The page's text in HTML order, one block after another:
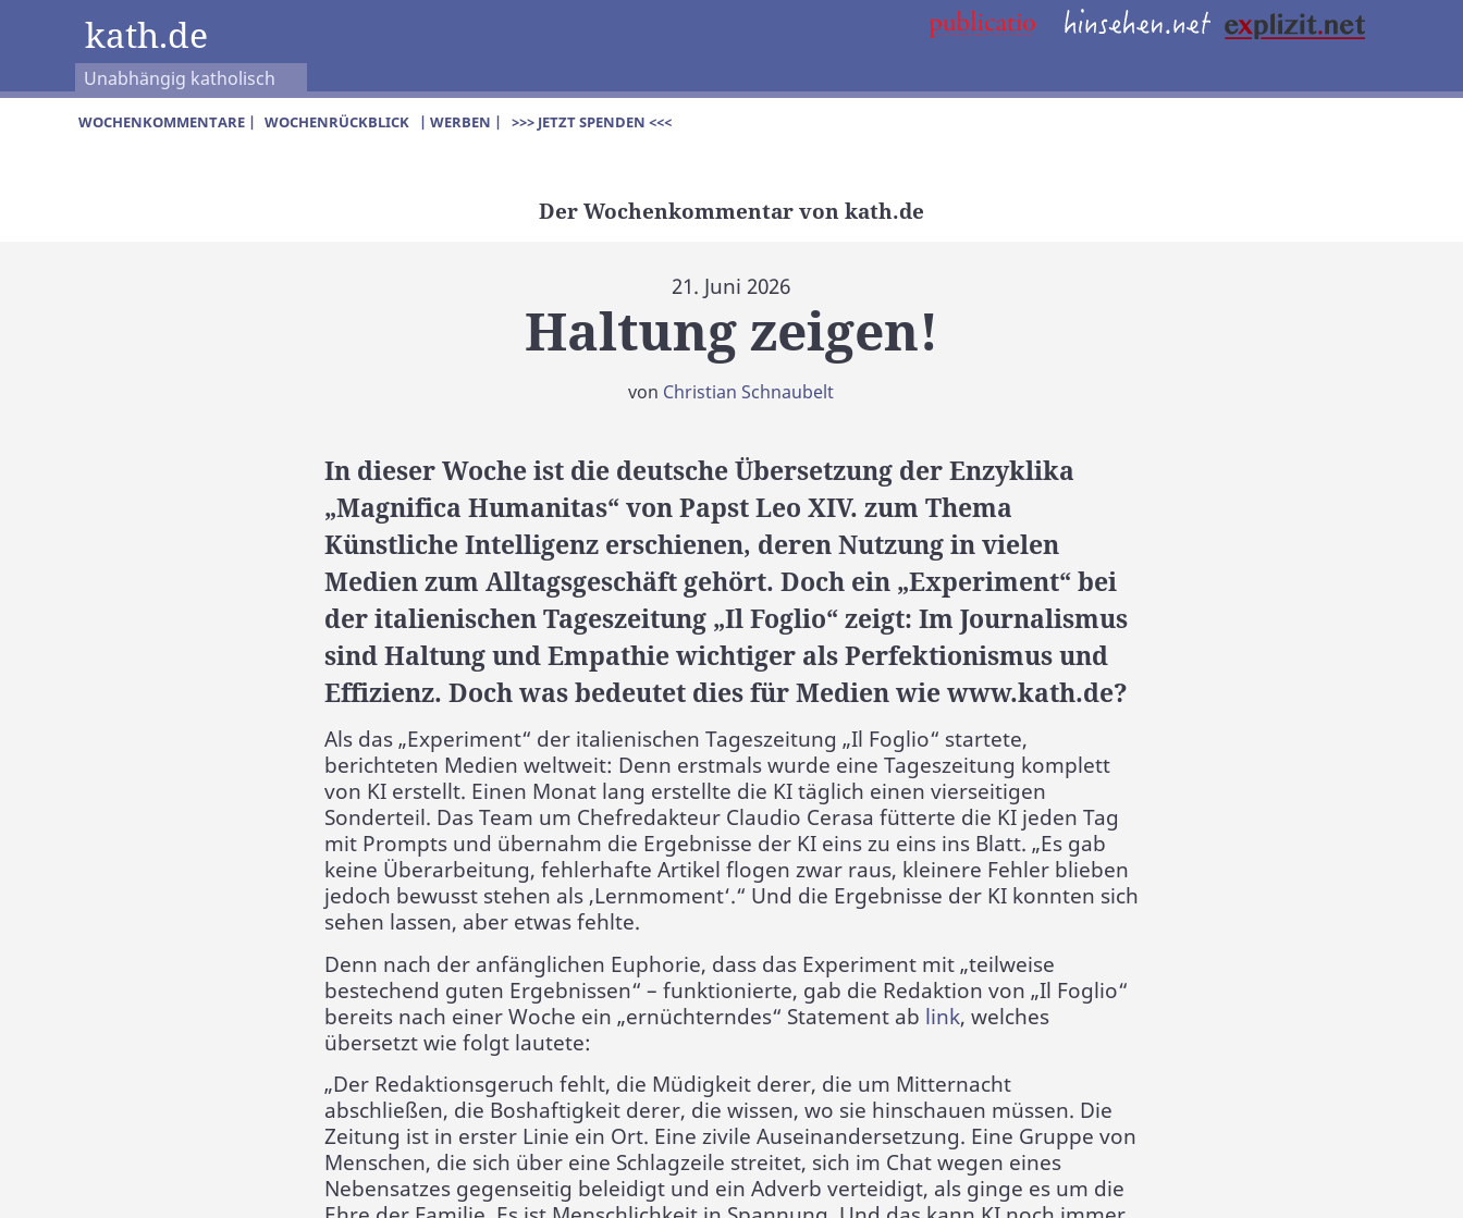
kath.de
Unabhängig katholisch
WOCHENKOMMENTARE | WOCHENRÜCKBLICK | WERBEN | >>> JETZT SPENDEN <<<
Der Wochenkommentar von kath.de
21. Juni 2026
Haltung zeigen!
von Christian Schnaubelt
In dieser Woche ist die deutsche Übersetzung der Enzyklika
„Magnifica Humanitas“ von Papst Leo XIV. zum Thema
Künstliche Intelligenz erschienen, deren Nutzung in vielen
Medien zum Alltagsgeschäft gehört. Doch ein „Experiment“ bei
der italienischen Tageszeitung „Il Foglio“ zeigt: Im Journalismus
sind Haltung und Empathie wichtiger als Perfektionismus und
Effizienz. Doch was bedeutet dies für Medien wie www.kath.de?
Als das „Experiment“ der italienischen Tageszeitung „Il Foglio“ startete,
berichteten Medien weltweit: Denn erstmals wurde eine Tageszeitung komplett
von KI erstellt. Einen Monat lang erstellte die KI täglich einen vierseitigen
Sonderteil. Das Team um Chefredakteur Claudio Cerasa fütterte die KI jeden Tag
mit Prompts und übernahm die Ergebnisse der KI eins zu eins ins Blatt. „Es gab
keine Überarbeitung, fehlerhafte Artikel flogen zwar raus, kleinere Fehler blieben
jedoch bewusst stehen als ‚Lernmoment‘.“ Und die Ergebnisse der KI konnten sich
sehen lassen, aber etwas fehlte.
Denn nach der anfänglichen Euphorie, dass das Experiment mit „teilweise
bestechend guten Ergebnissen“ – funktionierte, gab die Redaktion von „Il Foglio“
bereits nach einer Woche ein „ernüchterndes“ Statement ab link, welches
übersetzt wie folgt lautete:
„Der Redaktionsgeruch fehlt, die Müdigkeit derer, die um Mitternacht
abschließen, die Boshaftigkeit derer, die wissen, wo sie hinschauen müssen. Die
Zeitung ist in erster Linie ein Ort. Eine zivile Auseinandersetzung. Eine Gruppe von
Menschen, die sich über eine Schlagzeile streitet, sich im Chat wegen eines
Nebensatzes gegenseitig beleidigt und ein Adverb verteidigt, als ginge es um die